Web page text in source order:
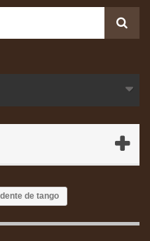
de tango